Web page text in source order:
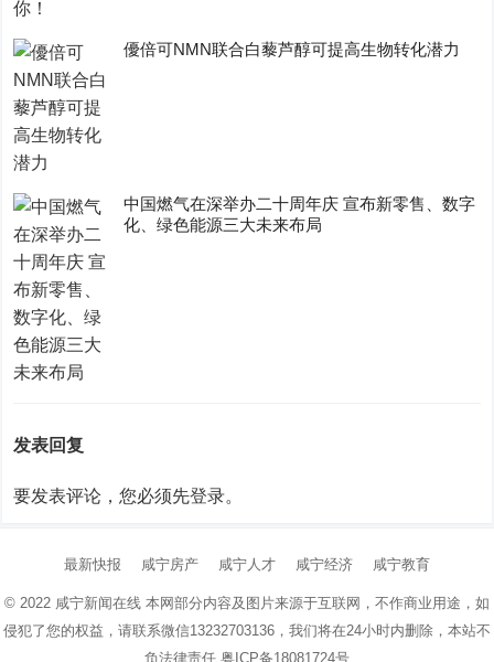
優倍可NMN联合白藜芦醇可提高生物转化潜力
中国燃气在深举办二十周年庆 宣布新零售、数字
化、绿色能源三大未来布局
发表回复
要发表评论，您必须先登录。
最新快报 咸宁房产 咸宁人才 咸宁经济 咸宁教育
© 2022 咸宁新闻在线本网部分内容及图片来源于互联网，不作商业用途，如
侵犯了您的权益，请联系微信13232703136，我们将在24小时内删除，本站不
负法律责任 粤ICP备18081724号